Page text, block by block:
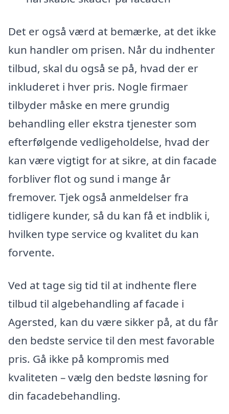
Det er også værd at bemærke, at det ikke
kun handler om prisen. Når du indhenter
tilbud, skal du også se på, hvad der er
inkluderet i hver pris. Nogle firmaer
tilbyder måske en mere grundig
behandling eller ekstra tjenester som
efterfølgende vedligeholdelse, hvad der
kan være vigtigt for at sikre, at din facade
forbliver flot og sund i mange år
fremover. Tjek også anmeldelser fra
tidligere kunder, så du kan få et indblik i,
hvilken type service og kvalitet du kan
forvente.
Ved at tage sig tid til at indhente flere
tilbud til algebehandling af facade i
Agersted, kan du være sikker på, at du får
den bedste service til den mest favorable
pris. Gå ikke på kompromis med
kvaliteten – vælg den bedste løsning for
din facadebehandling.